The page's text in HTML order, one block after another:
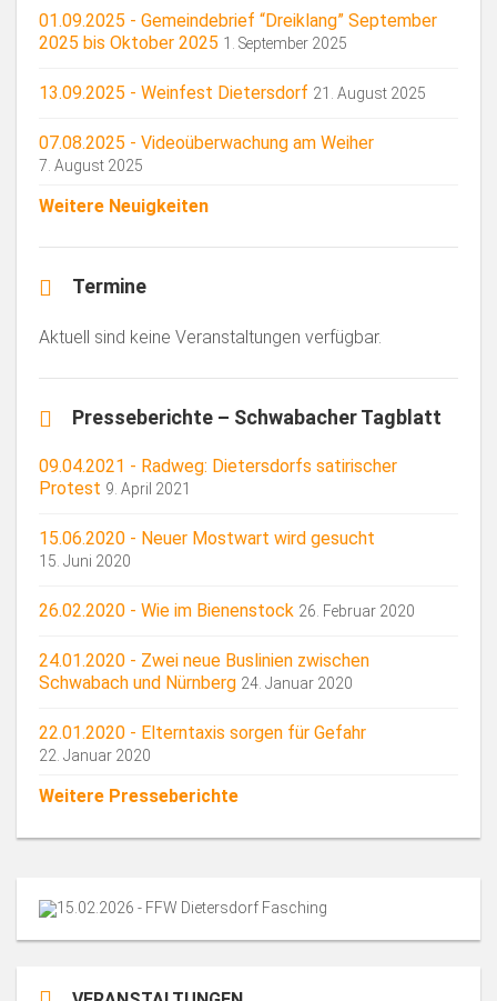
01.09.2025 - Gemeindebrief “Dreiklang” September
2025 bis Oktober 2025 1. September 2025
13.09.2025 - Weinfest Dietersdorf 21. August 2025
07.08.2025 - Videoüberwachung am Weiher
7. August 2025
Weitere Neuigkeiten
Termine
Aktuell sind keine Veranstaltungen verfügbar.
Presseberichte – Schwabacher Tagblatt
09.04.2021 - Radweg: Dietersdorfs satirischer
Protest 9. April 2021
15.06.2020 - Neuer Mostwart wird gesucht
15. Juni 2020
26.02.2020 - Wie im Bienenstock 26. Februar 2020
24.01.2020 - Zwei neue Buslinien zwischen
Schwabach und Nürnberg 24. Januar 2020
22.01.2020 - Elterntaxis sorgen für Gefahr
22. Januar 2020
Weitere Presseberichte